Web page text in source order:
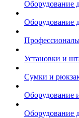
Оборудование
Оборудование
Установки и
Сумки и
Оборудование
Оборудование